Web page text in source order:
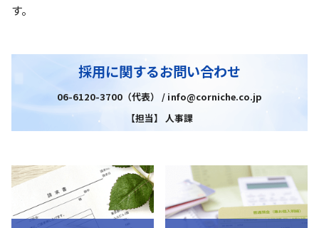
す。
採用に関するお問い合わせ
06-6120-3700（代表） / info@corniche.co.jp
【担当】 人事課